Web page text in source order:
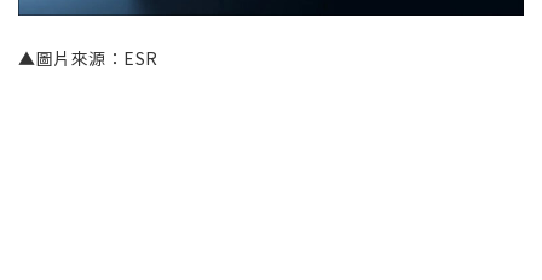
▲圖片來源：ESR